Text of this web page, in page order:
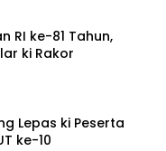
RI ke-81 Tahun,
ki Rakor
Lepas ki Peserta
ke-10